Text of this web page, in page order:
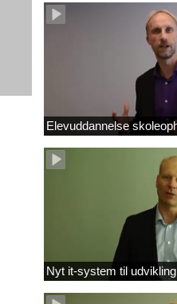
Elevuddannelse
Nyt it-system til